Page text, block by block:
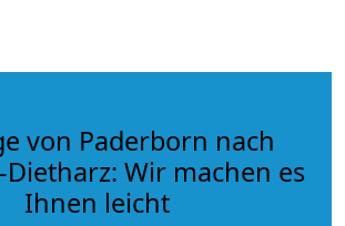
von Paderborn nach
Dietharz: Wir machen es
Ihnen leicht